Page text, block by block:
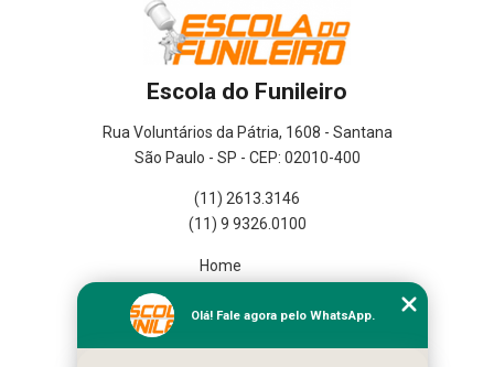
Escola do Funileiro
Rua Voluntários da Pátria, 1608 - Santana
São Paulo - SP - CEP: 02010-400
(11) 2613.3146
(11) 9 9326.0100
Home
Missão
Olá! Fale agora pelo WhatsApp.